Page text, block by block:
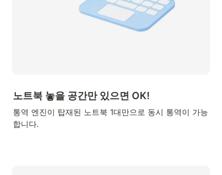
노트북 놓을 공간만 있으면 OK!
통역 엔진이 탑재된 노트북 1대만으로 동시 통역이 가능
합니다.